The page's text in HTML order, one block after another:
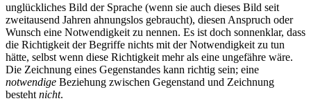
unglückliches Bild der Sprache (wenn sie auch dieses Bild seit
zweitausend Jahren ahnungslos gebraucht), diesen Anspruch oder
Wunsch eine Notwendigkeit zu nennen. Es ist doch sonnenklar, dass
die Richtigkeit der Begriffe nichts mit der Notwendigkeit zu tun
hätte, selbst wenn diese Richtigkeit mehr als eine ungefähre wäre.
Die Zeichnung eines Gegenstandes kann richtig sein; eine
notwendige Beziehung zwischen Gegenstand und Zeichnung
besteht nicht.